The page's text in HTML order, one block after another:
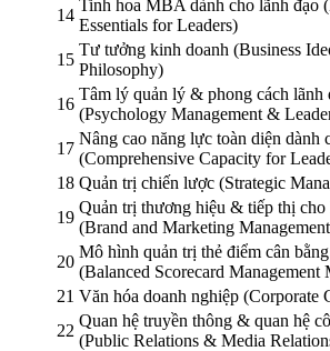
14
Tinh hoa MBA dành cho lãnh đạo
Essentials for Leaders)
15
Tư tưởng kinh doanh (Business
Philosophy)
16
Tâm lý quản lý & phong cách lãnh
(Psychology Management &
17
Nâng cao năng lực toàn diện dành
(Comprehensive Capacity for
18 Quản trị chiến lược (Strategic
19
Quản trị thương hiệu & tiếp thị cho
(Brand and Marketing
20
Mô hình quản trị thẻ điểm cân
(Balanced Scorecard Management
21 Văn hóa doanh nghiệp (Corporate
22
Quan hệ truyền thông & quan hệ
(Public Relations & Media